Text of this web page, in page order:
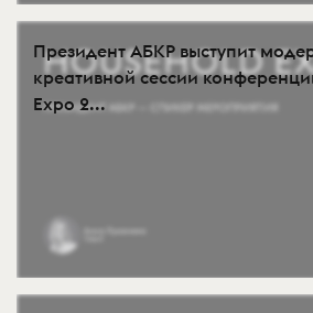
Президент АБКР выступит
креативной сессии
Expo 2...